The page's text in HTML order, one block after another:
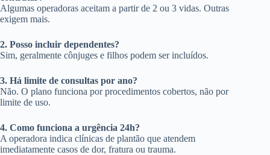
Algumas operadoras aceitam a partir de 2 ou 3 vidas. Outras
exigem mais.
2. Posso incluir dependentes?
Sim, geralmente cônjuges e filhos podem ser incluídos.
3. Há limite de consultas por ano?
Não. O plano funciona por procedimentos cobertos, não por
limite de uso.
4. Como funciona a urgência 24h?
A operadora indica clínicas de plantão que atendem
imediatamente casos de dor, fratura ou trauma.